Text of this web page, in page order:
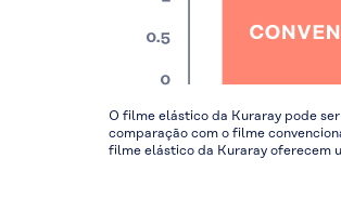
O filme elástico da Kuraray pode
comparação com o filme
filme elástico da Kuraray oferecem